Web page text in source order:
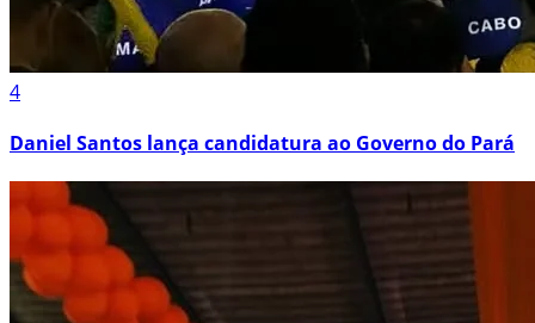
4
Daniel Santos lança candidatura ao Governo do Pará